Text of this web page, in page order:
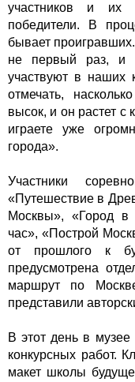
участников и их
победители. В
бывает
не первый раз, и
участвуют в наших
отмечать,
высок, и он растет
играете уже
города».
Участники
«Путешествие в
Москвы», «Город в
час», «Построй
от прошлого к
предусмотрена
маршрут по
представили
В этот день в
конкурсных работ.
макет школы